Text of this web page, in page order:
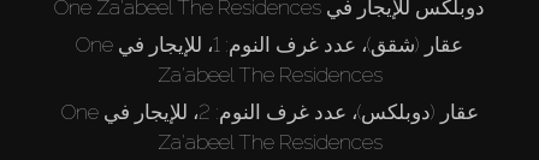
دوبلكس للإيجار في One Za'abeel The Residences
عقار (شقق)، عدد غرف النوم: 1، للإيجار في One
Za'abeel The Residences
عقار (دوبلكس)، عدد غرف النوم: 2، للإيجار في One
Za'abeel The Residences